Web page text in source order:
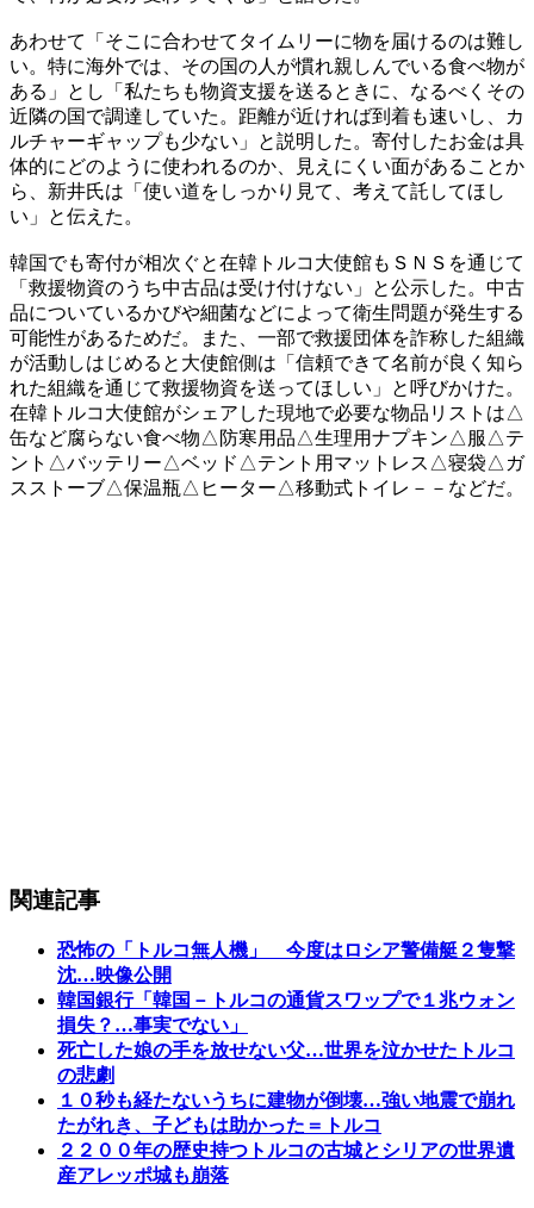
あわせて「そこに合わせてタイムリーに物を届けるのは難し
い。特に海外では、その国の人が慣れ親しんでいる食べ物が
ある」とし「私たちも物資支援を送るときに、なるべくその
近隣の国で調達していた。距離が近ければ到着も速いし、カ
ルチャーギャップも少ない」と説明した。寄付したお金は具
体的にどのように使われるのか、見えにくい面があることか
ら、新井氏は「使い道をしっかり見て、考えて託してほし
い」と伝えた。
韓国でも寄付が相次ぐと在韓トルコ大使館もＳＮＳを通じて
「救援物資のうち中古品は受け付けない」と公示した。中古
品についているかびや細菌などによって衛生問題が発生する
可能性があるためだ。また、一部で救援団体を詐称した組織
が活動しはじめると大使館側は「信頼できて名前が良く知ら
れた組織を通じて救援物資を送ってほしい」と呼びかけた。
在韓トルコ大使館がシェアした現地で必要な物品リストは△
缶など腐らない食べ物△防寒用品△生理用ナプキン△服△テ
ント△バッテリー△ベッド△テント用マットレス△寝袋△ガ
スストーブ△保温瓶△ヒーター△移動式トイレ－－などだ。
関連記事
恐怖の「トルコ無人機」 今度はロシア警備艇２隻撃
沈…映像公開
韓国銀行「韓国－トルコの通貨スワップで１兆ウォン
損失？…事実でない」
死亡した娘の手を放せない父…世界を泣かせたトルコ
の悲劇
１０秒も経たないうちに建物が倒壊…強い地震で崩れ
たがれき、子どもは助かった＝トルコ
２２００年の歴史持つトルコの古城とシリアの世界遺
産アレッポ城も崩落